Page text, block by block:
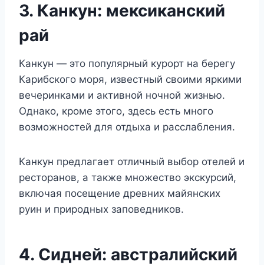
3. Канкун: мексиканский
рай
Канкун — это популярный курорт на берегу
Карибского моря, известный своими яркими
вечеринками и активной ночной жизнью.
Однако, кроме этого, здесь есть много
возможностей для отдыха и расслабления.
Канкун предлагает отличный выбор отелей и
ресторанов, а также множество экскурсий,
включая посещение древних майянских
руин и природных заповедников.
4. Сидней: австралийский